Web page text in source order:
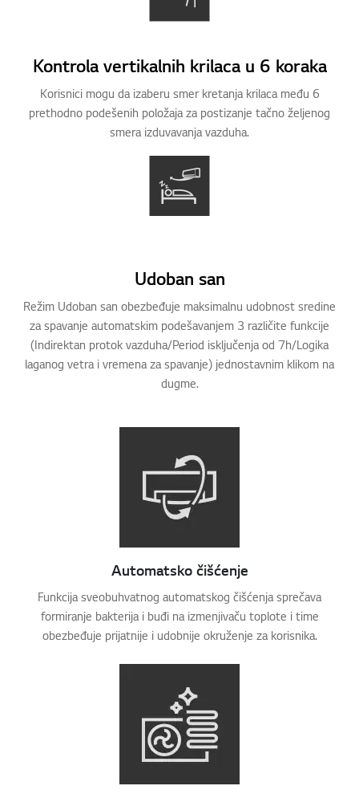
Kontrola vertikalnih krilaca u 6 koraka
Korisnici mogu da izaberu smer kretanja krilaca među 6
prethodno podešenih položaja za postizanje tačno željenog
smera izduvavanja vazduha.
Udoban san
Režim Udoban san obezbeđuje maksimalnu udobnost sredine
za spavanje automatskim podešavanjem 3 različite funkcije
(Indirektan protok vazduha/Period isključenja od 7h/Logika
laganog vetra i vremena za spavanje) jednostavnim klikom na
dugme.
Automatsko čišćenje
Funkcija sveobuhvatnog automatskog čišćenja sprečava
formiranje bakterija i buđi na izmenjivaču toplote i time
obezbeđuje prijatnije i udobnije okruženje za korisnika.